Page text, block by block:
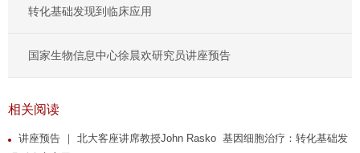
转化基础发现到临床应用
国家生物信息中心徐晨欢研究员讲座预告
相关阅读
讲座预告 ｜ 北大客座讲席教授John Rasko 基因细胞治疗：转化基础发